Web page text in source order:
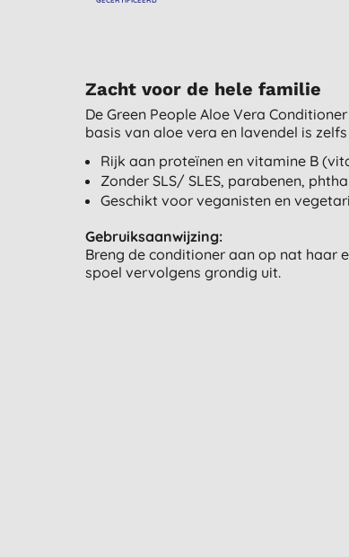
Zacht voor de hele familie
De Green People Aloe Vera
basis van aloe vera en lavendel is
Rijk aan proteïnen en vitamine B
Zonder SLS/ SLES, parabenen,
Geschikt voor veganisten en
Gebruiksaanwijzing:
Breng de conditioner aan op nat haar
spoel vervolgens grondig uit.